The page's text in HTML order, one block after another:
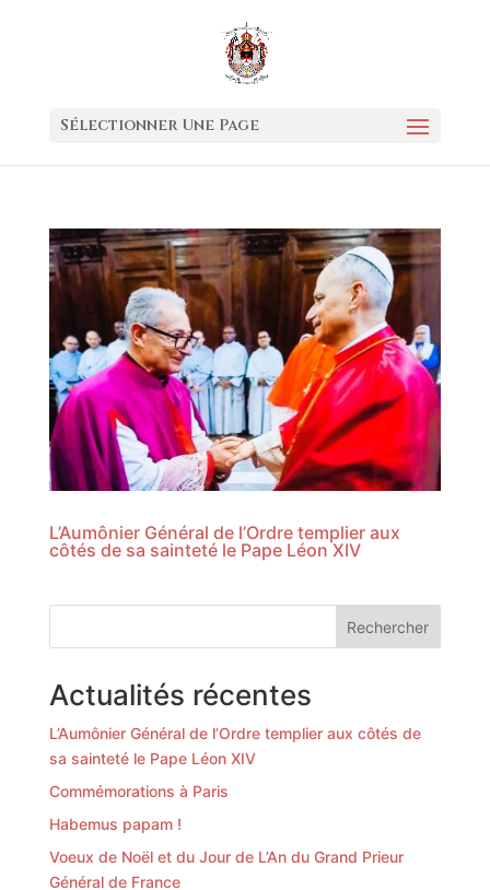
Sélectionner Une Page
L’Aumônier Général de l’Ordre templier aux
côtés de sa sainteté le Pape Léon XIV
Rechercher
Actualités récentes
L’Aumônier Général de l’Ordre templier aux côtés de
sa sainteté le Pape Léon XIV
Commémorations à Paris
Habemus papam !
Voeux de Noël et du Jour de L’An du Grand Prieur
Général de France